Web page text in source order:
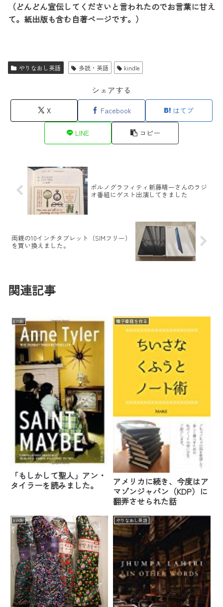
（どんどん宣伝してくださいと言われたのでお言葉に甘え
て。紙出版も含む自著ページです。）
やりなおし英語 多読・英語 kindle
シェアする
X Facebook はてブ
LINE コピー
ポルノグラフィティ新藤晴一さんのラジ
オ番組にゲスト出演してきました
両親の10インチタブレット（SIMフリー）
を買い換えました。
関連記事
kindle
「もしかして聖人」アン・
タイラーを読みました。
電子書籍を作る
アメリカに続き、今度はア
マゾンジャパン（KDP）に
翻弄させられた話
kindle やりなおし英語